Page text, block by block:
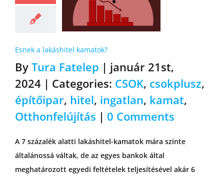
Esnek a lakáshitel kamatok?
By Tura Fatelep | január 21st,
2024 | Categories: CSOK, csokplusz,
építőipar, hitel, ingatlan, kamat,
Otthonfelújítás | 0 Comments
A 7 százalék alatti lakáshitel-kamatok mára szinte
általánossá váltak, de az egyes bankok által
meghatározott egyedi feltételek teljesítésével akár 6